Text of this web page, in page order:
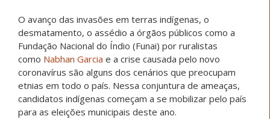
O avanço das invasões em terras indígenas, o
desmatamento, o assédio a órgãos públicos como a
Fundação Nacional do Índio (Funai) por ruralistas
como Nabhan Garcia e a crise causada pelo novo
coronavírus são alguns dos cenários que preocupam
etnias em todo o país. Nessa conjuntura de ameaças,
candidatos indígenas começam a se mobilizar pelo país
para as eleições municipais deste ano.